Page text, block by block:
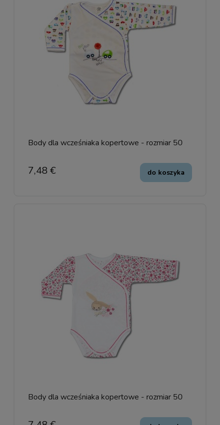
Body dla wcześniaka kopertowe - rozmiar 50
7,48 € do koszyka
Body dla wcześniaka kopertowe - rozmiar 50